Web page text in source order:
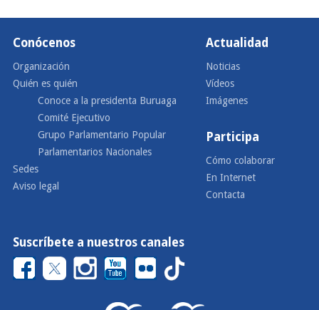
Conócenos
Organización
Quién es quién
Conoce a la presidenta Buruaga
Comité Ejecutivo
Grupo Parlamentario Popular
Parlamentarios Nacionales
Sedes
Aviso legal
Actualidad
Noticias
Vídeos
Imágenes
Participa
Cómo colaborar
En Internet
Contacta
Suscríbete a nuestros canales